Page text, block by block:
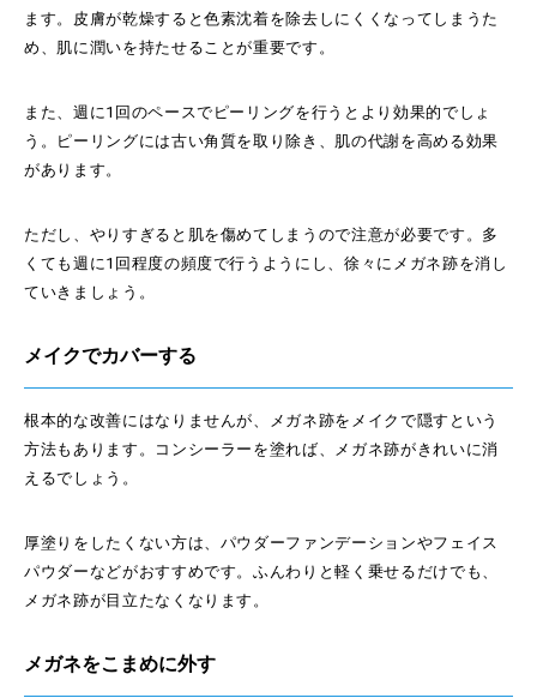
ます。皮膚が乾燥すると色素沈着を除去しにくくなってしまうた
め、肌に潤いを持たせることが重要です。
また、週に1回のペースでピーリングを行うとより効果的でしょ
う。ピーリングには古い角質を取り除き、肌の代謝を高める効果
があります。
ただし、やりすぎると肌を傷めてしまうので注意が必要です。多
くても週に1回程度の頻度で行うようにし、徐々にメガネ跡を消し
ていきましょう。
メイクでカバーする
根本的な改善にはなりませんが、メガネ跡をメイクで隠すという
方法もあります。コンシーラーを塗れば、メガネ跡がきれいに消
えるでしょう。
厚塗りをしたくない方は、パウダーファンデーションやフェイス
パウダーなどがおすすめです。ふんわりと軽く乗せるだけでも、
メガネ跡が目立たなくなります。
メガネをこまめに外す